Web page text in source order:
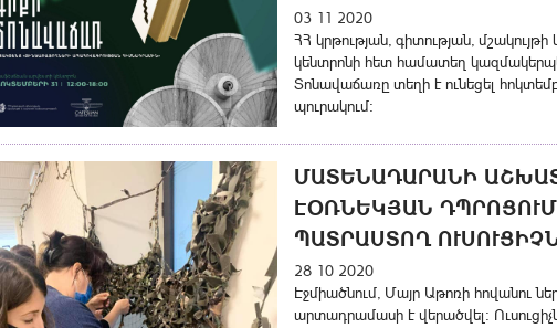
03 11 2020
ՀՀ կրթության, գիտության,
կենտրոնի հետ համատեղ
Տոնավաճառը տեղի է ունեցել
պուրակում։
ՄԱՏԵՆԱԴԱՐԱՆԻ
ԷՕՌՆԵԿՅԱՆ
ՊԱՏՐԱՍՏՈՂ
28 10 2020
Էջմիածնում, Մայր Աթոռի հովանու
արտադրամասի է վերածվել: